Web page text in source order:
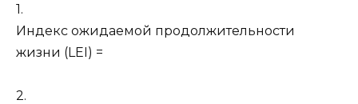
1.
Индекс ожидаемой продолжительности
жизни (LEI) =
2.